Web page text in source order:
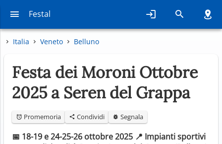
Festal
Italia Veneto Belluno
Festa dei Moroni Ottobre
2025 a Seren del Grappa
Promemoria Condividi Segnala
📅 18-19 e 24-25-26 ottobre 2025 📍 Impianti sportivi